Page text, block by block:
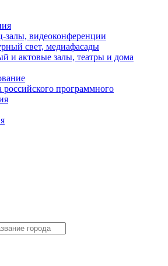
залы, видеоконференции
свет, медиафасады
и актовые залы, театры и дома
российского программного